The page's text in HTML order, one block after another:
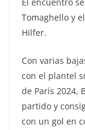
Tomaghello y
Hilfer.
Con varias
con el plantel
de París 2024,
partido y
con un gol en